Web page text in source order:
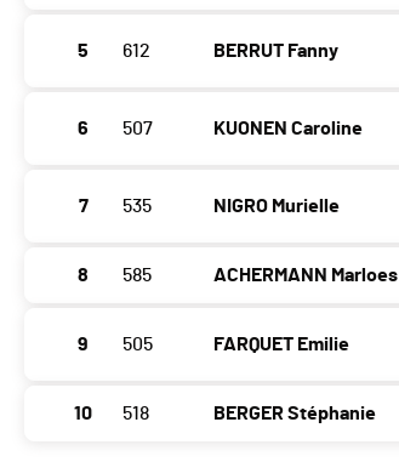
5 612 BERRUT Fanny
6 507 KUONEN Caroline
7 535 NIGRO Murielle
8 585 ACHERMANN Marloes
9 505 FARQUET Emilie
10 518 BERGER Stéphanie